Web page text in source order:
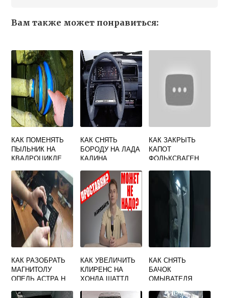
Вам также может понравиться:
КАК ПОМЕНЯТЬ
ПЫЛЬНИК НА
КВАДРОЦИКЛЕ
КАК СНЯТЬ
БОРОДУ НА ЛАДА
КАЛИНА
КАК ЗАКРЫТЬ
КАПОТ
ФОЛЬКСВАГЕН
КАК РАЗОБРАТЬ
МАГНИТОЛУ
ОПЕЛЬ АСТРА H
КАК УВЕЛИЧИТЬ
КЛИРЕНС НА
ХОНДА ШАТТЛ
КАК СНЯТЬ
БАЧОК
ОМЫВАТЕЛЯ